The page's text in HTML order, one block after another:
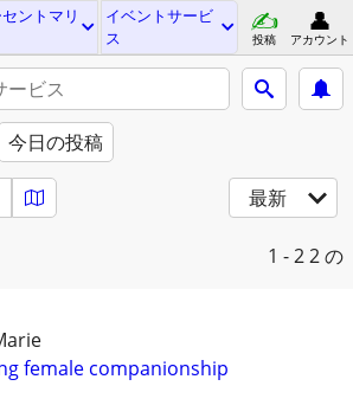
ントマリ
イベントサービ
ス
投稿 アカウント
今日の投稿
最新
1 - 22 の
female companionship